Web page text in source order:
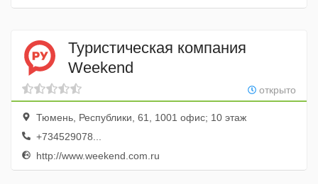
Туристическая компания
Weekend
открыто
Тюмень, Республики, 61, 1001 офис; 10 этаж
+734529078...
http://www.weekend.com.ru